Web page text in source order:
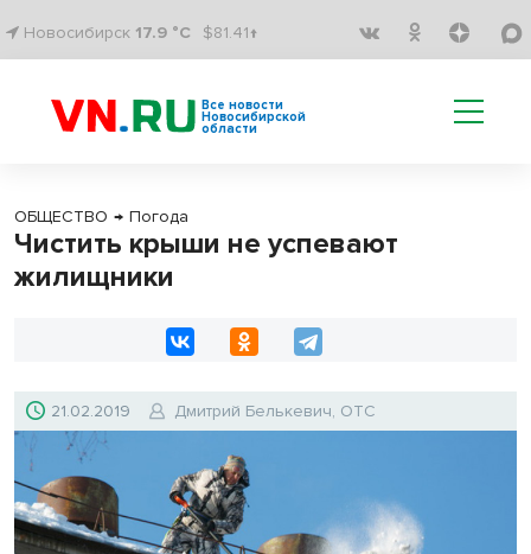
Новосибирск 17.9 °C $81.41↑
Все новости
Новосибирской
области
ОБЩЕСТВО → Погода
Чистить крыши не успевают
жилищники
21.02.2019 Дмитрий Белькевич, ОТС